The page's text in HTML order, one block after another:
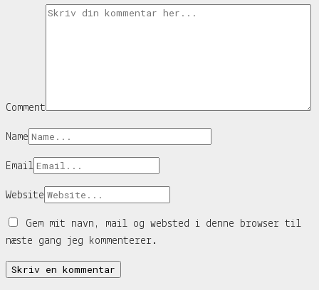
Comment
Name
Email
Website
Gem mit navn, mail og websted i denne browser til
næste gang jeg kommenterer.